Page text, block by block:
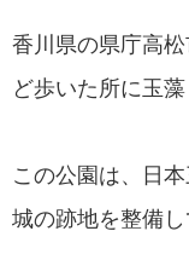
香川県の県庁高
ど歩いた所に玉
この公園は、日
城の跡地を整備し